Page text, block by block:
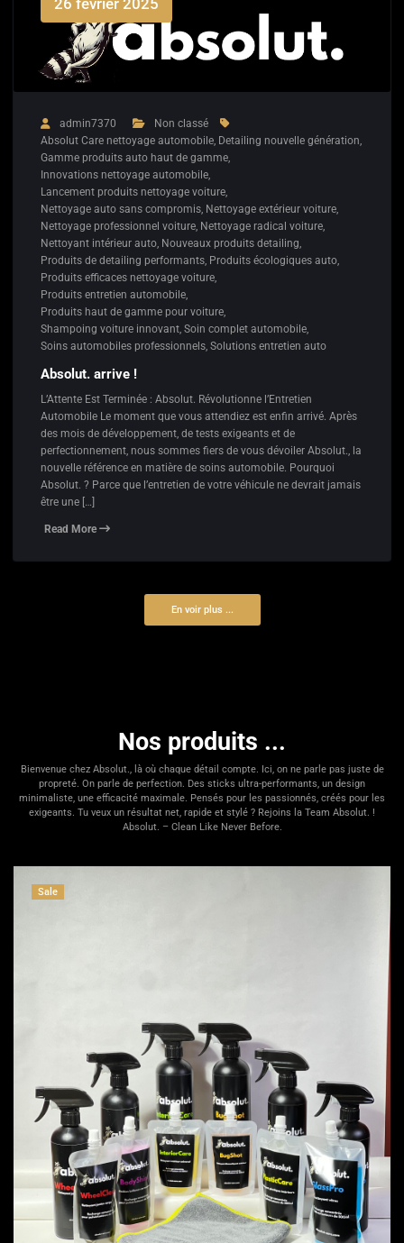
26 février 2025
admin7370
Non classé
Absolut Care nettoyage automobile, Detailing nouvelle génération,
Gamme produits auto haut de gamme,
Innovations nettoyage automobile,
Lancement produits nettoyage voiture,
Nettoyage auto sans compromis, Nettoyage extérieur voiture,
Nettoyage professionnel voiture, Nettoyage radical voiture,
Nettoyant intérieur auto, Nouveaux produits detailing,
Produits de detailing performants, Produits écologiques auto,
Produits efficaces nettoyage voiture,
Produits entretien automobile,
Produits haut de gamme pour voiture,
Shampoing voiture innovant, Soin complet automobile,
Soins automobiles professionnels, Solutions entretien auto
Absolut. arrive !
L’Attente Est Terminée : Absolut. Révolutionne l’Entretien
Automobile Le moment que vous attendiez est enfin arrivé. Après
des mois de développement, de tests exigeants et de
perfectionnement, nous sommes fiers de vous dévoiler Absolut., la
nouvelle référence en matière de soins automobile. Pourquoi
Absolut. ? Parce que l’entretien de votre véhicule ne devrait jamais
être une […]
Read More
En voir plus ...
Nos produits ...
Bienvenue chez Absolut., là où chaque détail compte. Ici, on ne parle pas juste de
propreté. On parle de perfection. Des sticks ultra-performants, un design
minimaliste, une efficacité maximale. Pensés pour les passionnés, créés pour les
exigeants. Tu veux un résultat net, rapide et stylé ? Rejoins la Team Absolut. !
Absolut. – Clean Like Never Before.
Sale